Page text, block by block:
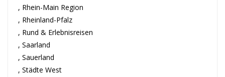
, Rhein-Main Region
, Rheinland-Pfalz
, Rund & Erlebnisreisen
, Saarland
, Sauerland
, Städte West